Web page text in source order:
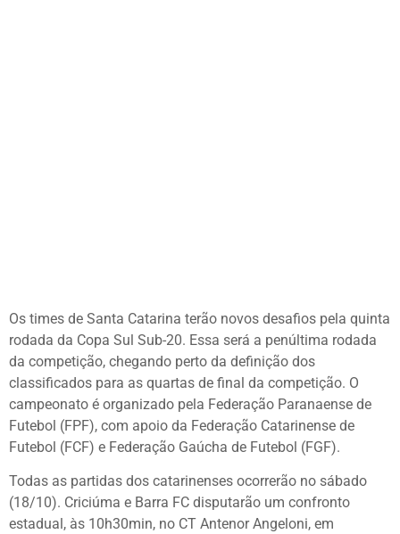
Os times de Santa Catarina terão novos desafios pela quinta
rodada da Copa Sul Sub-20. Essa será a penúltima rodada
da competição, chegando perto da definição dos
classificados para as quartas de final da competição. O
campeonato é organizado pela Federação Paranaense de
Futebol (FPF), com apoio da Federação Catarinense de
Futebol (FCF) e Federação Gaúcha de Futebol (FGF).
Todas as partidas dos catarinenses ocorrerão no sábado
(18/10). Criciúma e Barra FC disputarão um confronto
estadual, às 10h30min, no CT Antenor Angeloni, em